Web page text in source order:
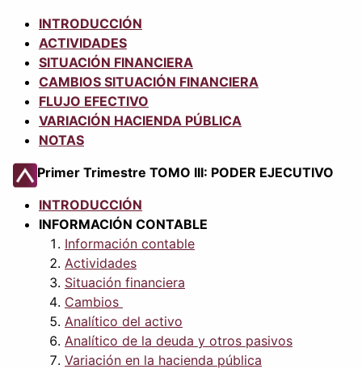
INTRODUCCIÓN
ACTIVIDADES
SITUACIÓN FINANCIERA
CAMBIOS SITUACIÓN FINANCIERA
FLUJO EFECTIVO
VARIACIÓN HACIENDA PÚBLICA
NOTAS
Primer Trimestre TOMO III: PODER EJECUTIVO
INTRODUCCIÓN
INFORMACIÓN CONTABLE
Información contable
Actividades
Situación financiera
Cambios
Analítico del activo
Analítico de la deuda y otros pasivos
Variación en la hacienda pública